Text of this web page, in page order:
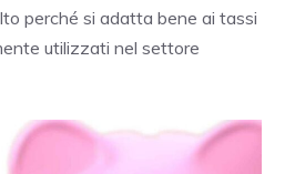
perché si adatta bene ai tassi
utilizzati nel settore